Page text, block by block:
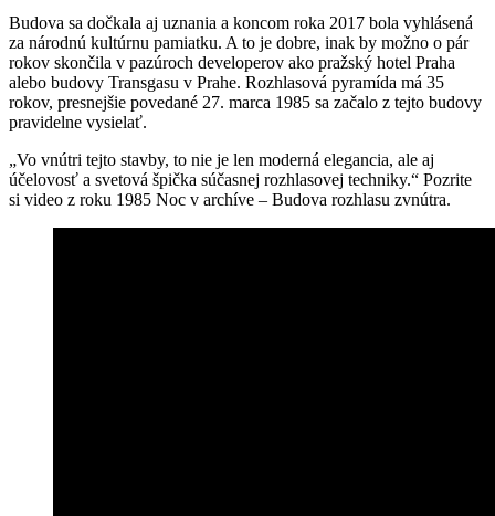
Budova sa dočkala aj uznania a koncom roka 2017 bola vyhlásená
za národnú kultúrnu pamiatku. A to je dobre, inak by možno o pár
rokov skončila v pazúroch developerov ako pražský hotel Praha
alebo budovy Transgasu v Prahe. Rozhlasová pyramída má 35
rokov, presnejšie povedané 27. marca 1985 sa začalo z tejto budovy
pravidelne vysielať.
„Vo vnútri tejto stavby, to nie je len moderná elegancia, ale aj
účelovosť a svetová špička súčasnej rozhlasovej techniky.“ Pozrite
si video z roku 1985 Noc v archíve – Budova rozhlasu zvnútra.